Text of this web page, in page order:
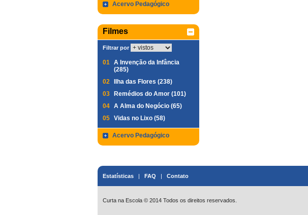
Acervo Pedagógico
Filmes
Filtrar por
01 A Invenção da Infância
(285)
02
Ilha das Flores (238)
03
Remédios do Amor (101)
04 A Alma do Negócio (65)
05 Vidas no Lixo (58)
Acervo Pedagógico
Estatísticas | FAQ | Contato
Curta na Escola © 2014 Todos os direitos reservados.